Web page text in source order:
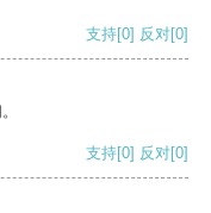
支持[0] 反对[0]
支持[0] 反对[0]